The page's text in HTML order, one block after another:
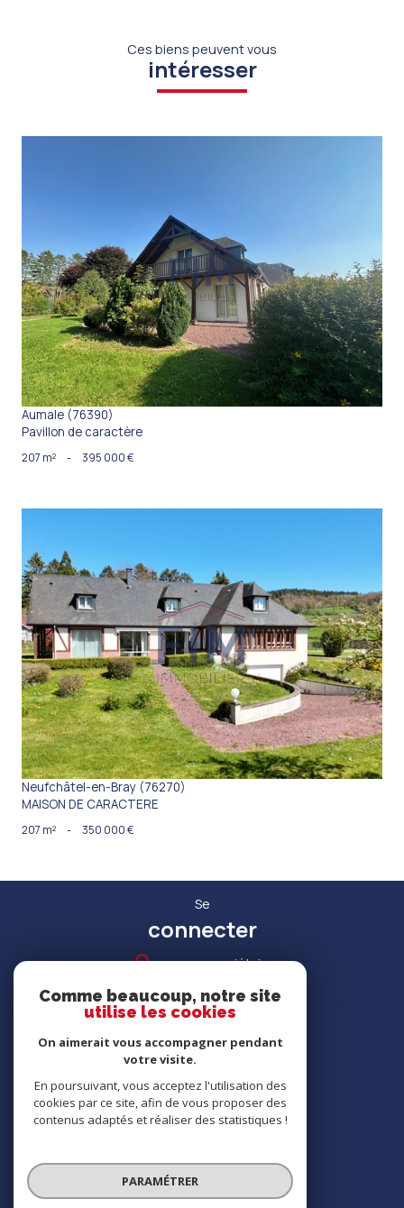
Ces biens peuvent vous
intéresser
VOIR LE BIEN
Aumale (76390)
Pavillon de caractère
207 m² - 395 000 €
VOIR LE BIEN
Neufchâtel-en-Bray (76270)
MAISON DE CARACTERE
207 m² - 350 000 €
Se
connecter
espace propriétaire
Nous
Comme beaucoup, notre site
utilise les cookies
On aimerait vous accompagner pendant
votre visite.
En poursuivant, vous acceptez l'utilisation des
cookies par ce site, afin de vous proposer des
contenus adaptés et réaliser des statistiques !
PARAMÉTRER